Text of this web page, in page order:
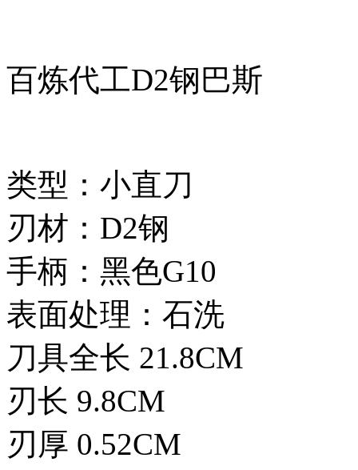
百炼代工D2钢巴斯
类型
刃材：D2钢
手柄：黑色G10
表面处
刀具全长 21.8CM
刃长 9.8CM
刃厚 0.52CM